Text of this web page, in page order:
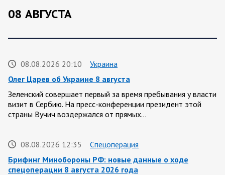
08 АВГУСТА
08.08.2026 20:10
Украина
Олег Царев об Украине 8 августа
Зеленский совершает первый за время пребывания у власти
визит в Сербию. На пресс-конференции президент этой
страны Вучич воздержался от прямых…
08.08.2026 12:35
Спецоперация
Брифинг Минобороны РФ: новые данные о ходе
спецоперации 8 августа 2026 года